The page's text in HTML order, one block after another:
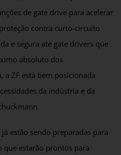
de gate drive para acelerar
contra curto-circuito
e segura até gate drivers que
absoluto dos
a ZF está bem posicionada
da indústria e da
estão sendo preparadas para
que estarão prontos para